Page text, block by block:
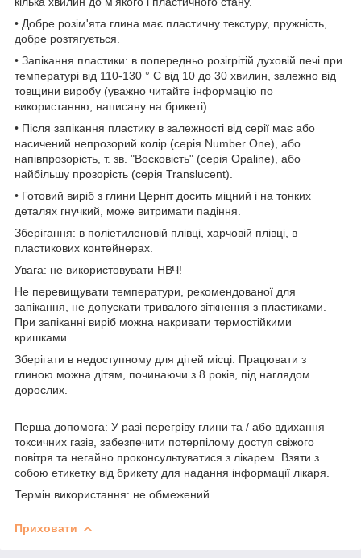
• Добре розім'ята глина має пластичну текстуру, пружність,
добре розтягується.
• Запікання пластики: в попередньо розігрітій духовій печі при
температурі від 110-130 ° C від 10 до 30 хвилин, залежно від
товщини виробу (уважно читайте інформацію по
використанню, написану на брикеті).
• Після запікання пластику в залежності від серії має або
насичений непрозорий колір (серія Number One), або
напівпрозорість, т. зв. "Восковість" (серія Opaline), або
найбільшу прозорість (серія Translucent).
• Готовий виріб з глини Церніт досить міцний і на тонких
деталях гнучкий, може витримати падіння.
Зберігання: в поліетиленовій плівці, харчовій плівці, в
пластикових контейнерах.
Увага: не використовувати НВЧ!
Не перевищувати температури, рекомендованої для
запікання, не допускати тривалого зіткнення з пластиками.
При запіканні виріб можна накривати термостійкими
кришками.
Зберігати в недоступному для дітей місці. Працювати з
глиною можна дітям, починаючи з 8 років, під наглядом
дорослих.
Перша допомога: У разі перегріву глини та / або вдихання
токсичних газів, забезпечити потерпілому доступ свіжого
повітря та негайно проконсультуватися з лікарем. Взяти з
собою етикетку від брикету для надання інформації лікаря.
Термін використання: не обмежений.
Приховати